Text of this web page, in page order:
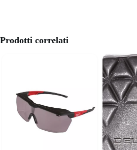
Prodotti correlati